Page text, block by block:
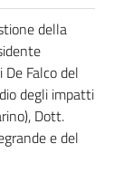
della
Falco del
degli impatti
Dott.
e del